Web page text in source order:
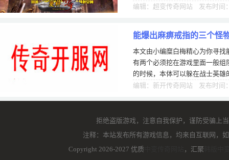
编辑：超变传奇网站 发布时间
能爆出麻痹戒指的三个怪
本文由小编糜白梅精心为你寻
有两个必须挖在游戏里面一般
的时候，本体可以躲在战士英雄
战士我觉得无论是pk武士，道士
编辑：新开传奇网站 发布时间
拒绝盗版游戏，注意自我保护，谨防受骗上
注释：本站发布所有游戏信息，均来自互联网，
Copyright 2026-2027 优质
，汇聚